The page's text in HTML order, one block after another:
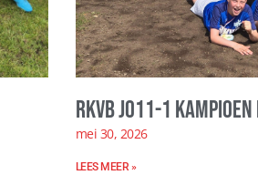
RKVB JO11-1
mei 30, 2026
LEES MEER »